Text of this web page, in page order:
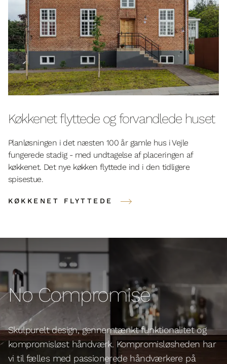
Køkkenet flyttede og forvandlede huset
Planløsningen i det næsten 100 år gamle hus i Vejle
fungerede stadig - med undtagelse af placeringen af
køkkenet. Det nye køkken flyttede ind i den tidligere
spisestue.
KØKKENET FLYTTEDE
No Compromise
Skulpurelt design, gennemtænkt funktionalitet og
kompromisløst håndværk. Kompromisløsheden har
vi til fælles med passionerede håndværkere på